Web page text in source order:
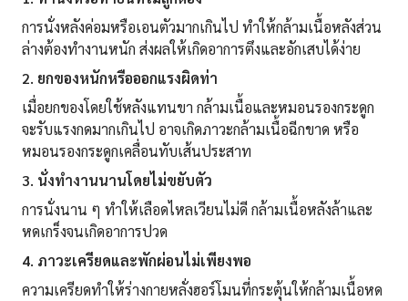
การนั่งหลังค่อมหรือเอนตัวมากเกินไป ทำให้กล้ามเนื้อหลังส่วน
ล่างต้องทำงานหนัก ส่งผลให้เกิดอาการตึงและอักเสบได้ง่าย
2. ยกของหนักหรือออกแรงผิดท่า
เมื่อยกของโดยใช้หลังแทนขา กล้ามเนื้อและหมอนรองกระดูก
จะรับแรงกดมากเกินไป อาจเกิดภาวะกล้ามเนื้อฉีกขาด หรือ
หมอนรองกระดูกเคลื่อนทับเส้นประสาท
3. นั่งทำงานนานโดยไม่ขยับตัว
การนั่งนาน ๆ ทำให้เลือดไหลเวียนไม่ดี กล้ามเนื้อหลังล้าและ
หดเกร็งจนเกิดอาการปวด
4. ภาวะเครียดและพักผ่อนไม่เพียงพอ
ความเครียดทำให้ร่างกายหลั่งฮอร์โมนที่กระตุ้นให้กล้ามเนื้อหด